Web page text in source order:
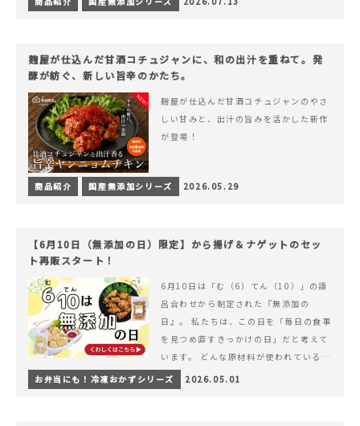
&hellip; 続きを読む ピリッと刺激のあ
麹屋が仕込んだ甘酒コチュジャンに、和の出汁を重ねて。発
酵が紡ぐ、新しい旨辛のかたち。
麹屋が仕込んだ甘酒コチュジャンのやさ
しい甘みと、出汁の旨みを活かした新作
が登場！
商品紹介 国産無添加シリーズ 2026.05.29
【6月10日（無添加の日）限定】から揚げ＆ナゲットのセッ
ト再販スタート！
6月10日は「む（6）てん（10）」の語
呂合わせから制定された『無添加の
日』。 私たちは、この日を「毎日の食事
を見つめ直すきっかけの日」だと考えて
います。 どんな原材料が使われているの
か。 どのようにつくられているのか。&
hellip; 続きを読む 【6月10日（無添加
お弁当にも！冷凍おかずシリーズ 2026.05.01